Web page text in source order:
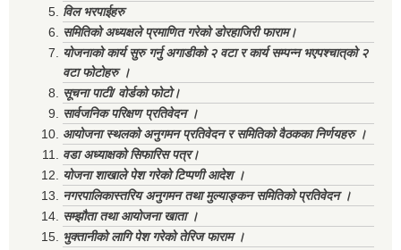
विल भरपाईहरु
समितिको अध्यक्षले प्रमाणित गरेको डोरहाजिरी फाराम।
योजनाको कार्य सुरु गर्नु अगाडीको २ वटा र कार्य सम्पन्न भएपश्चात्‌को २
वटा फोटोहरु ।
सूचना पाटी/ वोर्डको फोटो।
सार्वजनिक परिक्षण प्रतिवेदन ।
आयोजना स्थलको अनुगमन प्रतिवेदन र समितिको वैठकका निर्णयहरु ।
वडा अध्याक्षको सिफारिस पत्र।
योजना शाखाले पेश गरेको टिप्पणी आदेश ।
नगरपालिकास्तरिय अनुगमन तथा मुल्याङ्कन समितिको प्रतिवेदन ।
सम्झौता तथा आयोजना खाता ।
भुक्तानीको लागि पेश गरेको तेरिज फाराम ।